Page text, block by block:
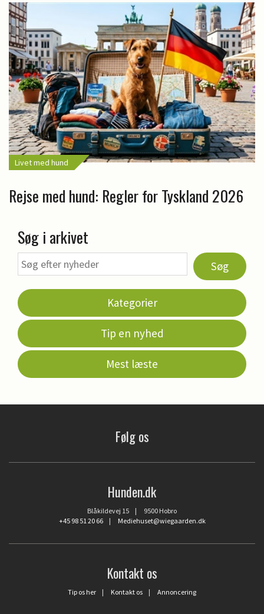
Livet med hund
Rejse med hund: Regler for Tyskland 2026
Søg i arkivet
Søg
Kategorier
Tip en nyhed
Mest læste
Følg os
Hunden.dk
Blåkildevej 15 | 9500 Hobro
+45 98 51 20 66| Mediehuset@wiegaarden.dk
Kontakt os
Tip os her | Kontakt os | Annoncering